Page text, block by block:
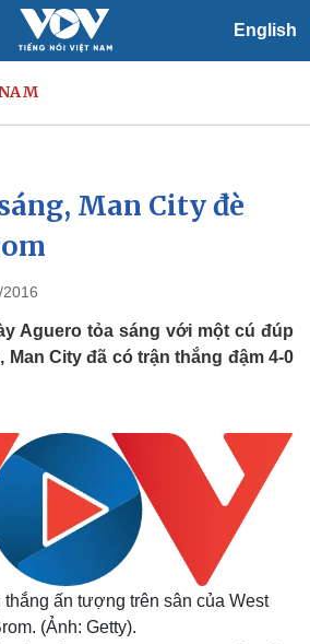
English
Xã hội
Việc làm
Biển đảo
Man City đè
Aguero tỏa sáng với một cú đúp
Man City đã có trận thắng đậm 4-0
thắng ấn tượng trên sân của West
(Ảnh: Getty).